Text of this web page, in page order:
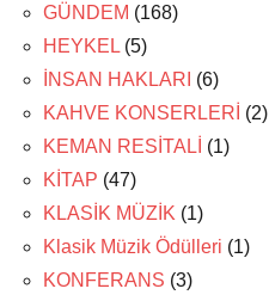
GÜNDEM (168)
HEYKEL (5)
İNSAN HAKLARI (6)
KAHVE KONSERLERİ (2)
KEMAN RESİTALİ (1)
KİTAP (47)
KLASİK MÜZİK (1)
Klasik Müzik Ödülleri (1)
KONFERANS (3)